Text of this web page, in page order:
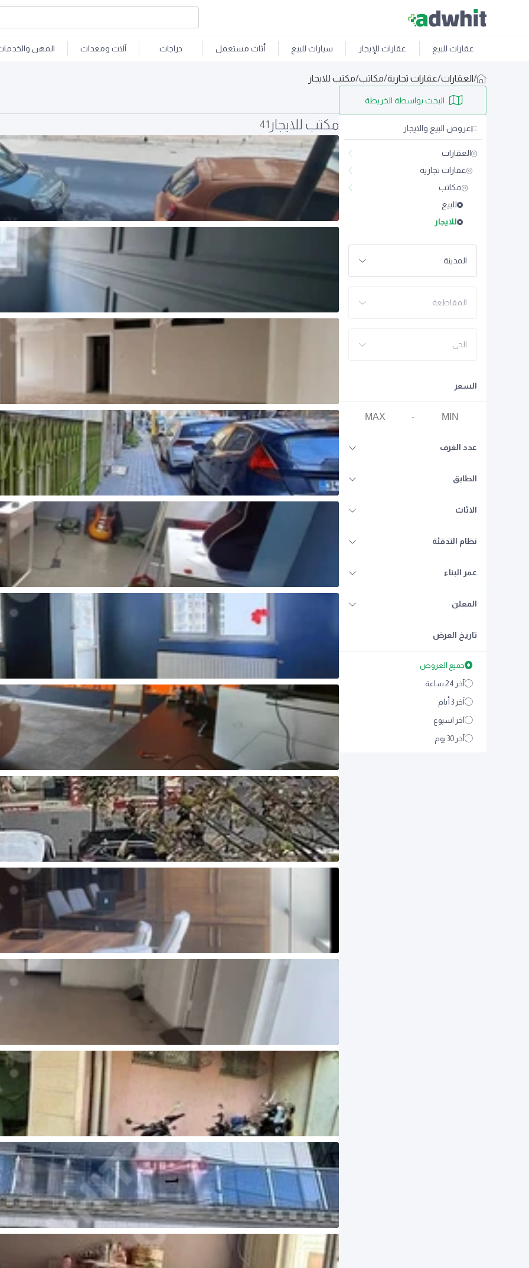
عقارات للبيع عقارات للإيجار سيارات للبيع أثاث مستعمل دراجات آلات ومعدات المهن
/العقارات/عقارات تجارية/مكاتب/مكتب للايجار
البحث بواسطة الخريطة
عروض البيع والايجار
العقارات
عقارات تجارية
مكاتب
للبيع
للايجار
المدينة
المقاطعة
الحي
السعر
-
عدد الغرف
الطابق
الاثاث
نظام التدفئة
عمر البناء
المعلن
تاريخ العرض
جميع العروض
آخر 24 ساعة
آخر 3 أيام
آخر اسبوع
آخر 30 يوم
مكتب للايجار 41